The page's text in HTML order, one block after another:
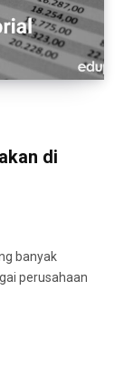
di
banyak
perusahaan